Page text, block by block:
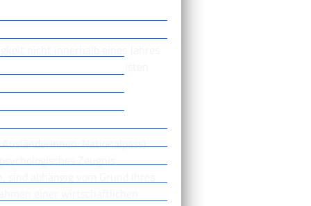
nicht innerhalb eines Jahres
ausgeübt hat. Die Fristen
Nationalpass)
Zeugnis
abhängig vom Grund Ihres
einer wirtschaftlichen